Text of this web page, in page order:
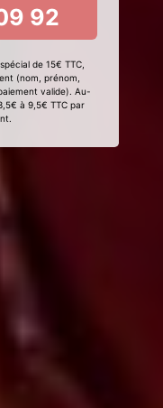
92
de 15€ TTC,
(nom, prénom,
valide). Au-
à 9,5€ TTC par